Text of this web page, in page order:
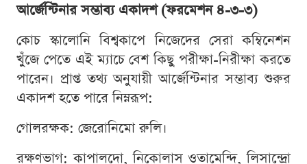
আর্জেন্টিনার সম্ভাব্য একাদশ (ফরমেশন ৪-৩-৩)
কোচ স্কালোনি বিশ্বকাপে নিজেদের সেরা কম্বিনেশন
খুঁজে পেতে এই ম্যাচে বেশ কিছু পরীক্ষা-নিরীক্ষা করতে
পারেন। প্রাপ্ত তথ্য অনুযায়ী আর্জেন্টিনার সম্ভাব্য শুরুর
একাদশ হতে পারে নিম্নরূপ:
গোলরক্ষক: জেরোনিমো রুলি।
রক্ষণভাগ: কাপালদো, নিকোলাস ওতামেন্দি, লিসান্দ্রো